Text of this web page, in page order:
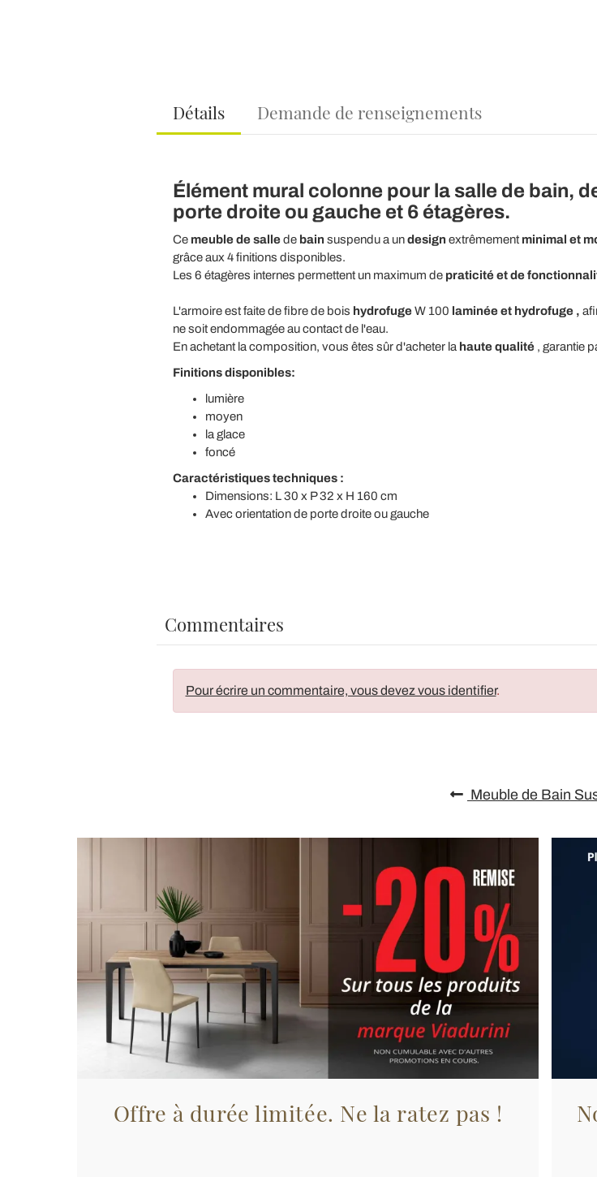
Détails Demande de renseignements
Élément mural colonne pour la salle de bain,
porte droite ou gauche et 6 étagères.
Ce meuble de sallede bain suspendu a undesign extrêmement minimal et
grâce aux 4 finitions disponibles.
Les 6 étagères internes permettent un maximum de praticité et de
L'armoire est faite de fibre de bois hydrofugeW 100 laminée et hydrofuge ,
ne soit endommagée au contact de l'eau.
En achetant la composition, vous êtes sûr d'acheter la haute qualité, garantie
Finitions disponibles:
lumière
moyen
la glace
foncé
Caractéristiques techniques :
Dimensions: L 30 x P 32 x H 160 cm
Avec orientation de porte droite ou gauche
Commentaires
Pour écrire un commentaire, vous devez vous identifier.
Meuble de Bain
Offre à durée limitée. Ne la ratez pas !